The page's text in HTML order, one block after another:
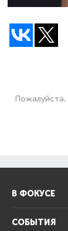
Пожалуйста,
В ФОКУСЕ
СОБЫТИЯ